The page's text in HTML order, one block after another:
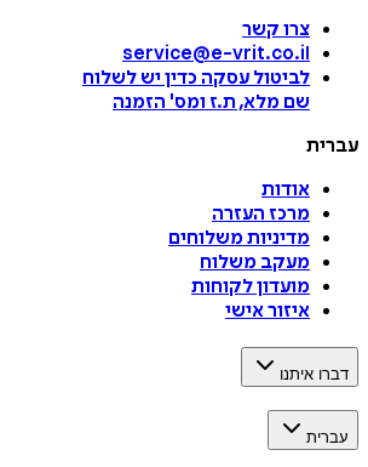
צרו קשר
service@e-vrit.co.il
לביטול עסקה כדין יש לשלוח
שם מלא, ת.ז ומס' הזמנה
עברית
אודות
מרכז העזרה
מדיניות משלוחים
מעקב משלוח
מועדון לקוחות
איזור אישי
דברו איתנו
עברית